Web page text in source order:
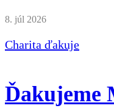
8. júl 2026
Charita ďakuje
Ďakujeme